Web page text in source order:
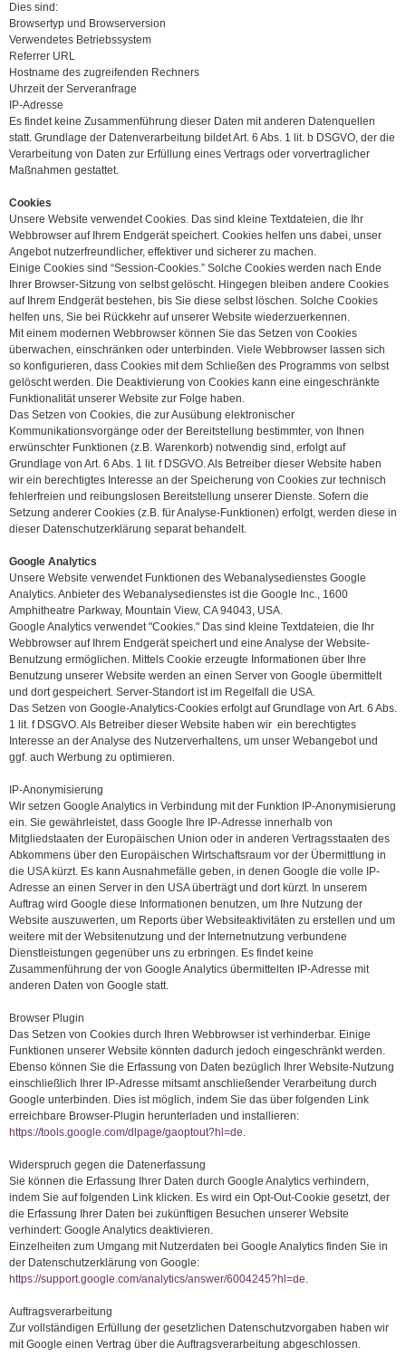
Dies sind:
Browsertyp und Browserversion
Verwendetes Betriebssystem
Referrer URL
Hostname des zugreifenden Rechners
Uhrzeit der Serveranfrage
IP-Adresse
Es findet keine Zusammenführung dieser Daten mit anderen Datenquellen
statt. Grundlage der Datenverarbeitung bildet Art. 6 Abs. 1 lit. b DSGVO, der die
Verarbeitung von Daten zur Erfüllung eines Vertrags oder vorvertraglicher
Maßnahmen gestattet.
Cookies
Unsere Website verwendet Cookies. Das sind kleine Textdateien, die Ihr
Webbrowser auf Ihrem Endgerät speichert. Cookies helfen uns dabei, unser
Angebot nutzerfreundlicher, effektiver und sicherer zu machen.
Einige Cookies sind “Session-Cookies.” Solche Cookies werden nach Ende
Ihrer Browser-Sitzung von selbst gelöscht. Hingegen bleiben andere Cookies
auf Ihrem Endgerät bestehen, bis Sie diese selbst löschen. Solche Cookies
helfen uns, Sie bei Rückkehr auf unserer Website wiederzuerkennen.
Mit einem modernen Webbrowser können Sie das Setzen von Cookies
überwachen, einschränken oder unterbinden. Viele Webbrowser lassen sich
so konfigurieren, dass Cookies mit dem Schließen des Programms von selbst
gelöscht werden. Die Deaktivierung von Cookies kann eine eingeschränkte
Funktionalität unserer Website zur Folge haben.
Das Setzen von Cookies, die zur Ausübung elektronischer
Kommunikationsvorgänge oder der Bereitstellung bestimmter, von Ihnen
erwünschter Funktionen (z.B. Warenkorb) notwendig sind, erfolgt auf
Grundlage von Art. 6 Abs. 1 lit. f DSGVO. Als Betreiber dieser Website haben
wir ein berechtigtes Interesse an der Speicherung von Cookies zur technisch
fehlerfreien und reibungslosen Bereitstellung unserer Dienste. Sofern die
Setzung anderer Cookies (z.B. für Analyse-Funktionen) erfolgt, werden diese in
dieser Datenschutzerklärung separat behandelt.
Google Analytics
Unsere Website verwendet Funktionen des Webanalysedienstes Google
Analytics. Anbieter des Webanalysedienstes ist die Google Inc., 1600
Amphitheatre Parkway, Mountain View, CA 94043, USA.
Google Analytics verwendet "Cookies." Das sind kleine Textdateien, die Ihr
Webbrowser auf Ihrem Endgerät speichert und eine Analyse der Website-
Benutzung ermöglichen. Mittels Cookie erzeugte Informationen über Ihre
Benutzung unserer Website werden an einen Server von Google übermittelt
und dort gespeichert. Server-Standort ist im Regelfall die USA.
Das Setzen von Google-Analytics-Cookies erfolgt auf Grundlage von Art. 6 Abs.
1 lit. f DSGVO. Als Betreiber dieser Website haben wir ein berechtigtes
Interesse an der Analyse des Nutzerverhaltens, um unser Webangebot und
ggf. auch Werbung zu optimieren.
IP-Anonymisierung
Wir setzen Google Analytics in Verbindung mit der Funktion IP-Anonymisierung
ein. Sie gewährleistet, dass Google Ihre IP-Adresse innerhalb von
Mitgliedstaaten der Europäischen Union oder in anderen Vertragsstaaten des
Abkommens über den Europäischen Wirtschaftsraum vor der Übermittlung in
die USA kürzt. Es kann Ausnahmefälle geben, in denen Google die volle IP-
Adresse an einen Server in den USA überträgt und dort kürzt. In unserem
Auftrag wird Google diese Informationen benutzen, um Ihre Nutzung der
Website auszuwerten, um Reports über Websiteaktivitäten zu erstellen und um
weitere mit der Websitenutzung und der Internetnutzung verbundene
Dienstleistungen gegenüber uns zu erbringen. Es findet keine
Zusammenführung der von Google Analytics übermittelten IP-Adresse mit
anderen Daten von Google statt.
Browser Plugin
Das Setzen von Cookies durch Ihren Webbrowser ist verhinderbar. Einige
Funktionen unserer Website könnten dadurch jedoch eingeschränkt werden.
Ebenso können Sie die Erfassung von Daten bezüglich Ihrer Website-Nutzung
einschließlich Ihrer IP-Adresse mitsamt anschließender Verarbeitung durch
Google unterbinden. Dies ist möglich, indem Sie das über folgenden Link
erreichbare Browser-Plugin herunterladen und installieren:
https://tools.google.com/dlpage/gaoptout?hl=de.
Widerspruch gegen die Datenerfassung
Sie können die Erfassung Ihrer Daten durch Google Analytics verhindern,
indem Sie auf folgenden Link klicken. Es wird ein Opt-Out-Cookie gesetzt, der
die Erfassung Ihrer Daten bei zukünftigen Besuchen unserer Website
verhindert: Google Analytics deaktivieren.
Einzelheiten zum Umgang mit Nutzerdaten bei Google Analytics finden Sie in
der Datenschutzerklärung von Google:
https://support.google.com/analytics/answer/6004245?hl=de.
Auftragsverarbeitung
Zur vollständigen Erfüllung der gesetzlichen Datenschutzvorgaben haben wir
mit Google einen Vertrag über die Auftragsverarbeitung abgeschlossen.